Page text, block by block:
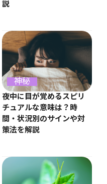
説
神秘
夜中に目が覚めるスピリ
チュアルな意味は？時
間・状況別のサインや対
策法を解説